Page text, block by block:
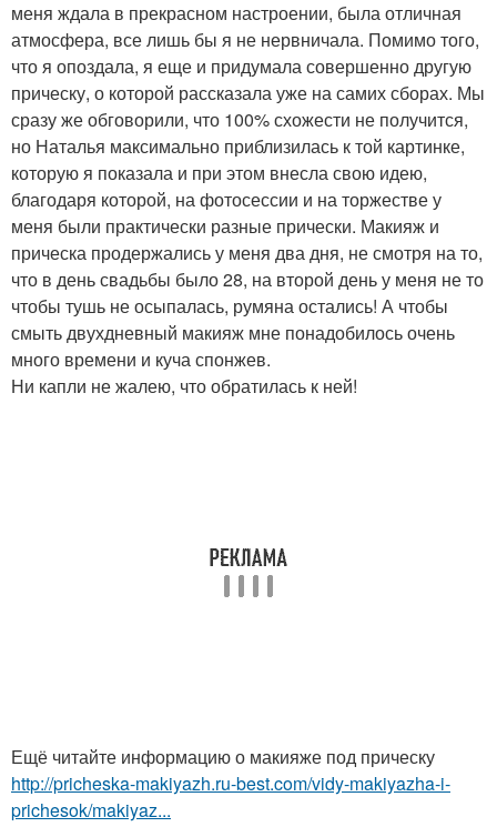
меня ждала в прекрасном настроении, была отличная
атмосфера, все лишь бы я не нервничала. Помимо того,
что я опоздала, я еще и придумала совершенно другую
прическу, о которой рассказала уже на самих сборах. Мы
сразу же обговорили, что 100% схожести не получится,
но Наталья максимально приблизилась к той картинке,
которую я показала и при этом внесла свою идею,
благодаря которой, на фотосессии и на торжестве у
меня были практически разные прически. Макияж и
прическа продержались у меня два дня, не смотря на то,
что в день свадьбы было 28, на второй день у меня не то
чтобы тушь не осыпалась, румяна остались! А чтобы
смыть двухдневный макияж мне понадобилось очень
много времени и куча спонжев.
Ни капли не жалею, что обратилась к ней!
Ещё читайте информацию о макияже под прическу
http://pricheska-makiyazh.ru-best.com/vidy-makiyazha-i-
prichesok/makiyaz...